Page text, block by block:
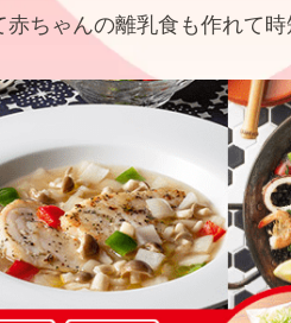
ちゃんの離乳食も作れて時